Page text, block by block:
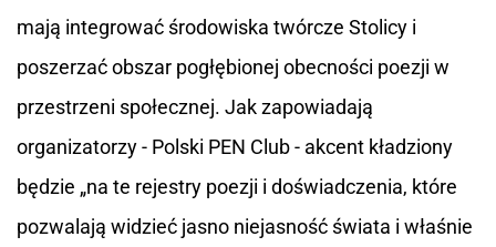
mają integrować środowiska twórcze Stolicy i
poszerzać obszar pogłębionej obecności poezji w
przestrzeni społecznej. Jak zapowiadają
organizatorzy - Polski PEN Club - akcent kładziony
będzie „na te rejestry poezji i doświadczenia, które
pozwalają widzieć jasno niejasność świata i właśnie